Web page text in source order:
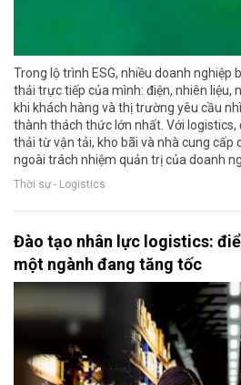
Trong lộ trình ESG, nhiều doanh
thải trực tiếp của mình: điện, nhiên liệu,
khi khách hàng và thị trường yêu cầu
thành thách thức lớn nhất. Với logistics,
thải từ vận tải, kho bãi và nhà cung cấp
ngoài trách nhiệm quản trị của doanh
Thời sự - Logistics
Đào tạo nhân lực logistics:
một ngành đang tăng tốc